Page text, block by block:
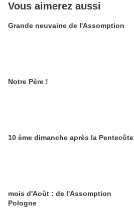
Vous aimerez aussi
Grande neuvaine de l'Assomption
Notre Père !
10 ème dimanche après la Pentecôte
mois d'Août : de l'Assomption
Pologne